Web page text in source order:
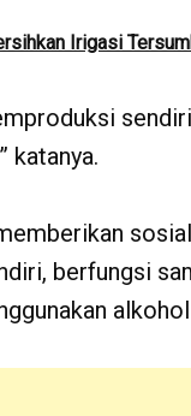
Irigasi
katanya.
berfungsi